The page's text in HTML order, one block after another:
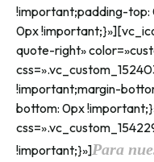
!important;padding-
0px
quote-right»
!important;margin-
bottom: 0px
!important;}»]Para